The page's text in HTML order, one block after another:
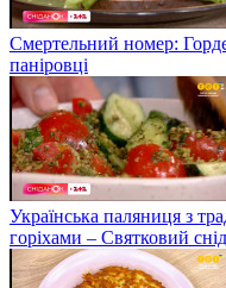
Смертельний номер:
паніровці
Українська паляниця з
горіхами – Святковий